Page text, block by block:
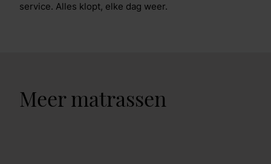
service. Alles klopt, elke dag weer.
Meer matrassen